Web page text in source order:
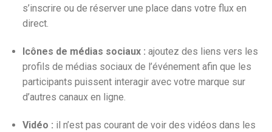
s’inscrire ou de réserver une place dans votre flux en
direct.
Icônes de médias sociaux : ajoutez des liens vers les
profils de médias sociaux de l’événement afin que les
participants puissent interagir avec votre marque sur
d’autres canaux en ligne.
Vidéo : il n’est pas courant de voir des vidéos dans les